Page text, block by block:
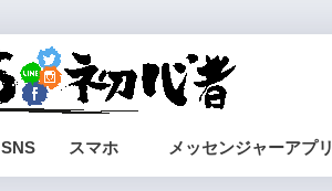
SNS スマホ メッセンジャーアプリ